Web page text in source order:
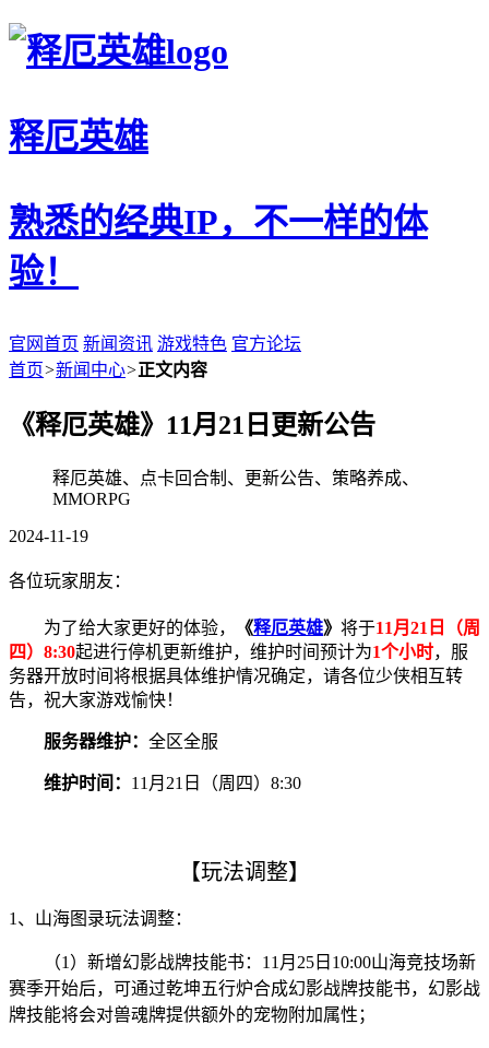
释厄英雄
熟悉的经典IP，不一样的体
验！
官网首页 新闻资讯 游戏特色 官方论坛
首页>新闻中心>正文内容
《释厄英雄》11月21日更新公告
释厄英雄、点卡回合制、更新公告、策略养成、
MMORPG
2024-11-19
各位玩家朋友：
为了给大家更好的体验， 《释厄英雄》 将于11月21日（周
四）8:30起进行停机更新维护，维护时间预计为1个小时，服
务器开放时间将根据具体维护情况确定，请各位少侠相互转
告，祝大家游戏愉快！
服务器维护： 全区全服
维护时间： 11月21日（周四）8:30
【玩法调整】
1、山海图录玩法调整：
（1）新增幻影战牌技能书：11月25日10:00山海竞技场新
赛季开始后，可通过乾坤五行炉合成幻影战牌技能书，幻影战
牌技能将会对兽魂牌提供额外的宠物附加属性；